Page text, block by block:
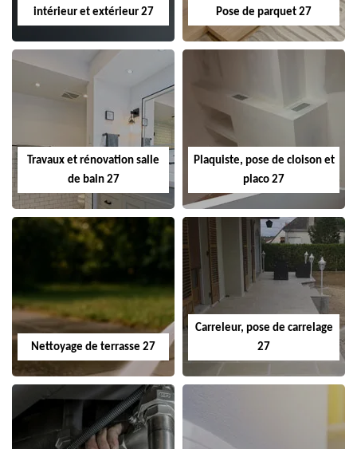
intérieur et extérieur 27
Pose de parquet 27
Travaux et rénovation salle
de bain 27
Plaquiste, pose de cloison et
placo 27
Nettoyage de terrasse 27
Carreleur, pose de carrelage
27